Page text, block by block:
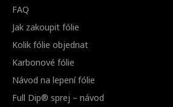
FAQ
Jak zakoupit fólie
Kolik fólie objednat
Karbonové fólie
Návod na lepení fólie
Full Dip® sprej – návod